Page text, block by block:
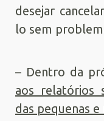
desejar
lo sem
– Dentro da
aos relatórios
das pequenas